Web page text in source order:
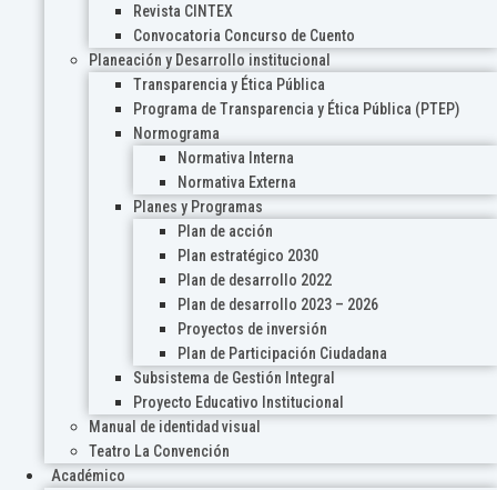
Revista CINTEX
Convocatoria Concurso de Cuento
Planeación y Desarrollo institucional
Transparencia y Ética Pública
Programa de Transparencia y Ética Pública (PTEP)
Normograma
Normativa Interna
Normativa Externa
Planes y Programas
Plan de acción
Plan estratégico 2030
Plan de desarrollo 2022
Plan de desarrollo 2023 – 2026
Proyectos de inversión
Plan de Participación Ciudadana
Subsistema de Gestión Integral
Proyecto Educativo Institucional
Manual de identidad visual
Teatro La Convención
Académico